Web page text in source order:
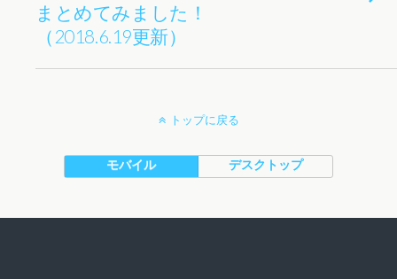
まとめてみました！
（2018.6.19更新）
トップに戻る
モバイル デスクトップ